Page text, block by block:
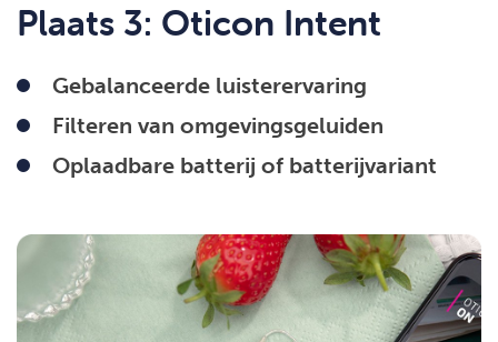
Plaats 3: Oticon Intent
Gebalanceerde luisterervaring
Filteren van omgevingsgeluiden
Oplaadbare batterij of batterijvariant